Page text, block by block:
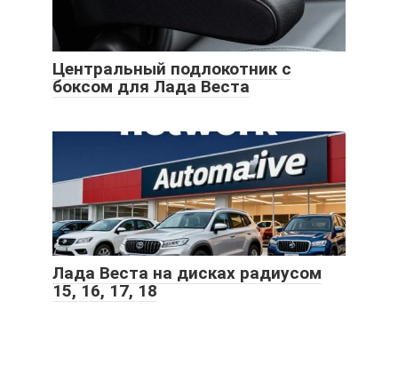
Центральный подлокотник с
боксом для Лада Веста
Лада Веста на дисках радиусом
15, 16, 17, 18